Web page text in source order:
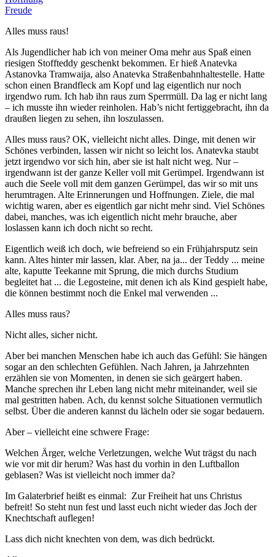
Freude
Alles muss raus!
Als Jugendlicher hab ich von meiner Oma mehr aus Spaß einen
riesigen Stoffteddy geschenkt bekommen. Er hieß Anatevka
Astanovka Tramwaija, also Anatevka Straßenbahnhaltestelle. Hatte
schon einen Brandfleck am Kopf und lag eigentlich nur noch
irgendwo rum. Ich hab ihn raus zum Sperrmüll. Da lag er nicht lang
– ich musste ihn wieder reinholen. Hab’s nicht fertiggebracht, ihn da
draußen liegen zu sehen, ihn loszulassen.
Alles muss raus? OK, vielleicht nicht alles. Dinge, mit denen wir
Schönes verbinden, lassen wir nicht so leicht los. Anatevka staubt
jetzt irgendwo vor sich hin, aber sie ist halt nicht weg. Nur –
irgendwann ist der ganze Keller voll mit Gerümpel. Irgendwann ist
auch die Seele voll mit dem ganzen Gerümpel, das wir so mit uns
herumtragen. Alte Erinnerungen und Hoffnungen. Ziele, die mal
wichtig waren, aber es eigentlich gar nicht mehr sind. Viel Schönes
dabei, manches, was ich eigentlich nicht mehr brauche, aber
loslassen kann ich doch nicht so recht.
Eigentlich weiß ich doch, wie befreiend so ein Frühjahrsputz sein
kann. Altes hinter mir lassen, klar. Aber, na ja... der Teddy ... meine
alte, kaputte Teekanne mit Sprung, die mich durchs Studium
begleitet hat ... die Legosteine, mit denen ich als Kind gespielt habe,
die können bestimmt noch die Enkel mal verwenden ...
Alles muss raus?
Nicht alles, sicher nicht.
Aber bei manchen Menschen habe ich auch das Gefühl: Sie hängen
sogar an den schlechten Gefühlen. Nach Jahren, ja Jahrzehnten
erzählen sie von Momenten, in denen sie sich geärgert haben.
Manche sprechen ihr Leben lang nicht mehr miteinander, weil sie
mal gestritten haben. Ach, du kennst solche Situationen vermutlich
selbst. Über die anderen kannst du lächeln oder sie sogar bedauern.
Aber – vielleicht eine schwere Frage:
Welchen Ärger, welche Verletzungen, welche Wut trägst du nach
wie vor mit dir herum? Was hast du vorhin in den Luftballon
geblasen? Was ist vielleicht noch immer da?
Im Galaterbrief heißt es einmal: Zur Freiheit hat uns Christus
befreit! So steht nun fest und lasst euch nicht wieder das Joch der
Knechtschaft auflegen!
Lass dich nicht knechten von dem, was dich bedrückt.